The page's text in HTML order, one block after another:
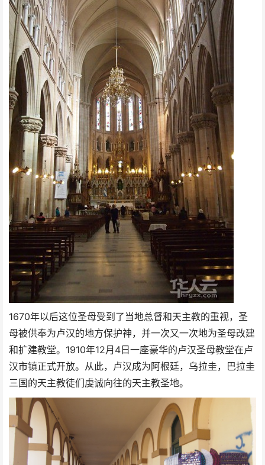
1670年以后这位圣母受到了当地总督和天主教的重视，圣
母被供奉为卢汉的地方保护神，并一次又一次地为圣母改建
和扩建教堂。1910年12月4日一座豪华的卢汉圣母教堂在卢
汉市镇正式开放。从此，卢汉成为阿根廷，乌拉圭，巴拉圭
三国的天主教徒们虔诚向往的天主教圣地。